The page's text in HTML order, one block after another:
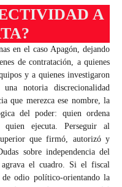
A
en el caso Apagón, dejando
de contratación, a quienes
y a quienes investigaron
notoria discrecionalidad
que merezca ese nombre, la
del poder: quien ordena
ejecuta. Perseguir al
que firmó, autorizó y
sobre independencia del
el cuadro. Si el fiscal
de odio político-orientando la